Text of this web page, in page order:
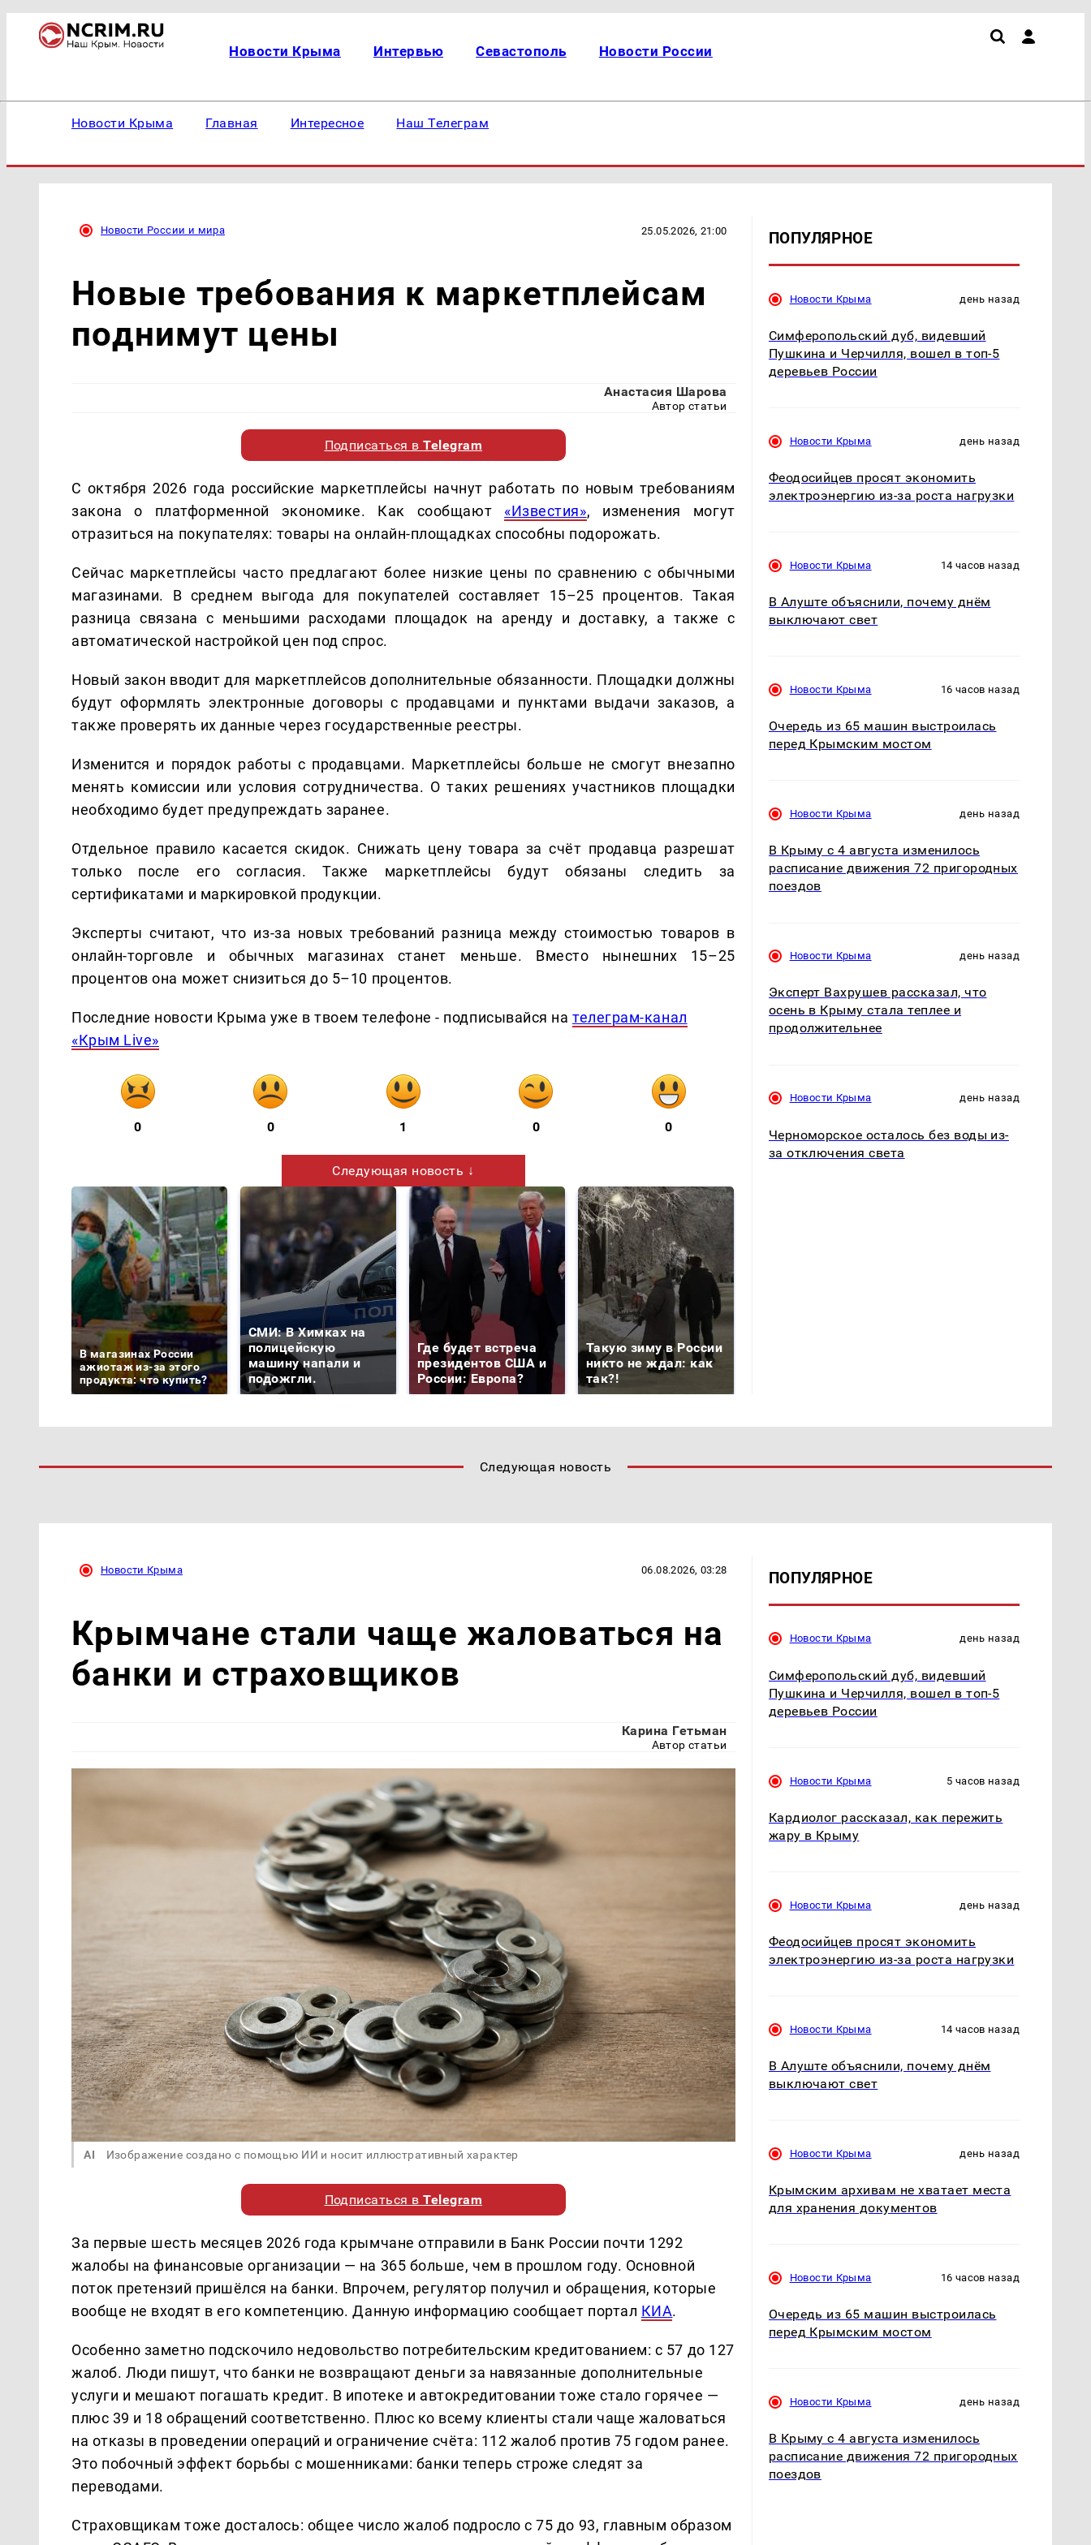
Новости Крыма Интервью Севастополь Новости России
Новости Крыма Главная Интересное Наш Телеграм
Новости России и мира 25.05.2026, 21:00
Новые требования к маркетплейсам
поднимут цены
Анастасия Шарова
Автор статьи
Подписаться вTelegram
С октября 2026 года российские маркетплейсы начнут работать по новым требованиям
закона о платформенной экономике. Как сообщают «Известия», изменения могут
отразиться на покупателях: товары на онлайн-площадках способны подорожать.
Сейчас маркетплейсы часто предлагают более низкие цены по сравнению с обычными
магазинами. В среднем выгода для покупателей составляет 15–25 процентов. Такая
разница связана с меньшими расходами площадок на аренду и доставку, а также с
автоматической настройкой цен под спрос.
Новый закон вводит для маркетплейсов дополнительные обязанности. Площадки должны
будут оформлять электронные договоры с продавцами и пунктами выдачи заказов, а
также проверять их данные через государственные реестры.
Изменится и порядок работы с продавцами. Маркетплейсы больше не смогут внезапно
менять комиссии или условия сотрудничества. О таких решениях участников площадки
необходимо будет предупреждать заранее.
Отдельное правило касается скидок. Снижать цену товара за счёт продавца разрешат
только после его согласия. Также маркетплейсы будут обязаны следить за
сертификатами и маркировкой продукции.
Эксперты считают, что из-за новых требований разница между стоимостью товаров в
онлайн-торговле и обычных магазинах станет меньше. Вместо нынешних 15–25
процентов она может снизиться до 5–10 процентов.
Последние новости Крыма уже в твоем телефоне - подписывайся нателеграм-канал
«Крым Live»
0 0 1 0 0
Следующая новость ↓
В магазинах России
ажиотаж из-за этого
продукта: что купить?
СМИ: В Химках на
полицейскую
машину напали и
подожгли.
Где будет встреча
президентов США и
России: Европа?
Такую зиму в России
никто не ждал: как
так?!
ПОПУЛЯРНОЕ
Новости Крыма день назад
Симферопольский дуб, видевший
Пушкина и Черчилля, вошел в топ-5
деревьев России
Новости Крыма день назад
Феодосийцев просят экономить
электроэнергию из-за роста нагрузки
Новости Крыма 14 часов назад
В Алуште объяснили, почему днём
выключают свет
Новости Крыма 16 часов назад
Очередь из 65 машин выстроилась
перед Крымским мостом
Новости Крыма день назад
В Крыму с 4 августа изменилось
расписание движения 72 пригородных
поездов
Новости Крыма день назад
Эксперт Вахрушев рассказал, что
осень в Крыму стала теплее и
продолжительнее
Новости Крыма день назад
Черноморское осталось без воды из-
за отключения света
Следующая новость
Новости Крыма 06.08.2026, 03:28
Крымчане стали чаще жаловаться на
банки и страховщиков
Карина Гетьман
Автор статьи
AI Изображение создано с помощью ИИ и носит иллюстративный характер
Подписаться вTelegram
За первые шесть месяцев 2026 года крымчане отправили в Банк России почти 1292
жалобы на финансовые организации — на 365 больше, чем в прошлом году. Основной
поток претензий пришёлся на банки. Впрочем, регулятор получил и обращения, которые
вообще не входят в его компетенцию. Данную информацию сообщает портал КИА.
Особенно заметно подскочило недовольство потребительским кредитованием: с 57 до 127
жалоб. Люди пишут, что банки не возвращают деньги за навязанные дополнительные
услуги и мешают погашать кредит. В ипотеке и автокредитовании тоже стало горячее —
плюс 39 и 18 обращений соответственно. Плюс ко всему клиенты стали чаще жаловаться
на отказы в проведении операций и ограничение счёта: 112 жалоб против 75 годом ранее.
Это побочный эффект борьбы с мошенниками: банки теперь строже следят за
переводами.
Страховщикам тоже досталось: общее число жалоб подросло с 75 до 93, главным образом
ПОПУЛЯРНОЕ
Новости Крыма день назад
Симферопольский дуб, видевший
Пушкина и Черчилля, вошел в топ-5
деревьев России
Новости Крыма 5 часов назад
Кардиолог рассказал, как пережить
жару в Крыму
Новости Крыма день назад
Феодосийцев просят экономить
электроэнергию из-за роста нагрузки
Новости Крыма 14 часов назад
В Алуште объяснили, почему днём
выключают свет
Новости Крыма день назад
Крымским архивам не хватает места
для хранения документов
Новости Крыма 16 часов назад
Очередь из 65 машин выстроилась
перед Крымским мостом
Новости Крыма день назад
В Крыму с 4 августа изменилось
расписание движения 72 пригородных
поездов